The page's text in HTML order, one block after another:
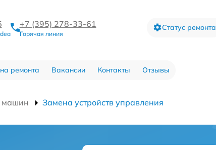
+7 (395) 278-33-61
Горячая линия
Статус ремонта
ремонта Вакансии Контакты Отзывы
машин Замена устройств управления